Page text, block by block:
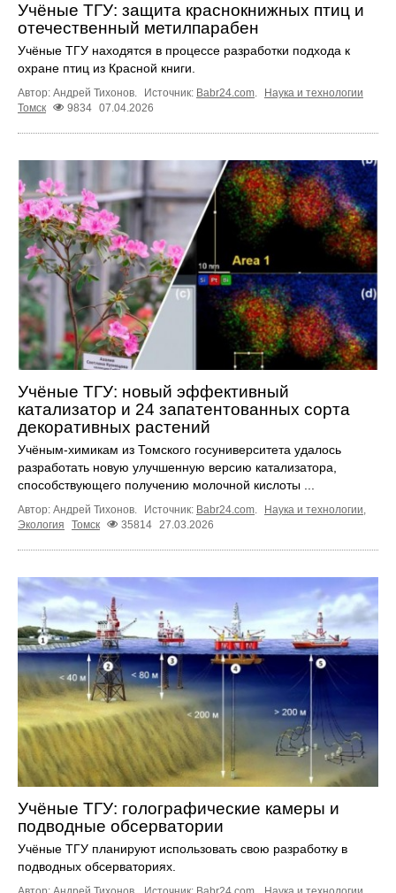
Учёные ТГУ: защита краснокнижных птиц и
отечественный метилпарабен
Учёные ТГУ находятся в процессе разработки подхода к
охране птиц из Красной книги.
Автор: Андрей Тихонов. Источник: Babr24.com.
Наука и технологии
Томск
9834 07.04.2026
Учёные ТГУ: новый эффективный
катализатор и 24 запатентованных сорта
декоративных растений
Учёным-химикам из Томского госуниверситета удалось
разработать новую улучшенную версию катализатора,
способствующего получению молочной кислоты ...
Автор: Андрей Тихонов. Источник: Babr24.com. Наука и технологии,
Экология
Томск 35814 27.03.2026
Учёные ТГУ: голографические камеры и
подводные обсерватории
Учёные ТГУ планируют использовать свою разработку в
подводных обсерваториях.